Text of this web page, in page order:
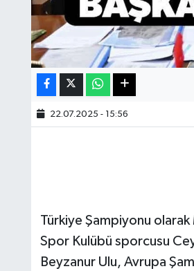
22.07.2025 - 15:56
Türkiye Şampiyonu olarak
Spor Kulübü sporcusu
Beyzanur Ulu, Avrupa